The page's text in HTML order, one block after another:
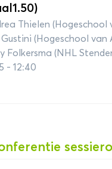
Thielen (Hogeschool
(Hogeschool van
Folkersma (NHL
- 12:40